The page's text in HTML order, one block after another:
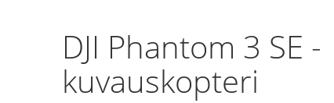
DJI Phantom 3 SE -
kuvauskopteri